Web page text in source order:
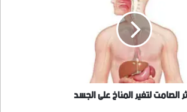
الصامت لتغير المناخ على الجسد